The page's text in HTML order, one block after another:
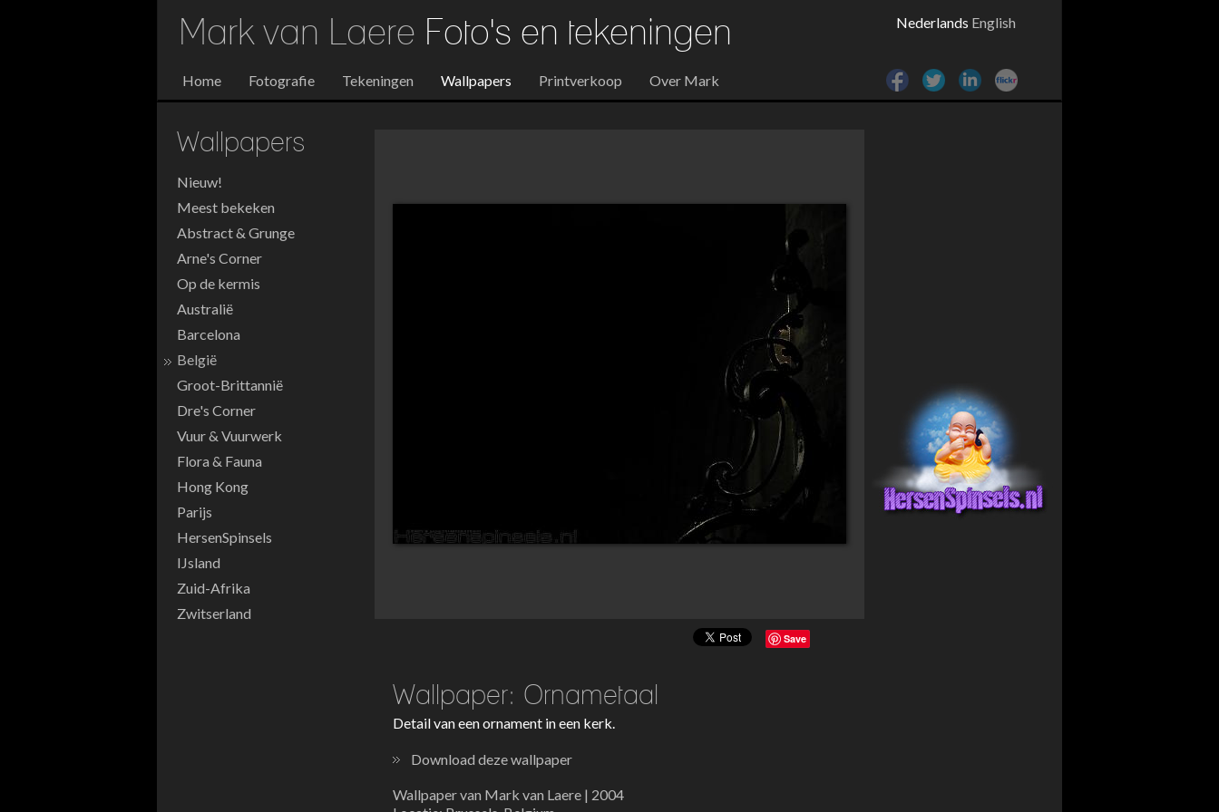
Mark van Laere Foto's en tekeningen Nederlands English
Home Fotografie Tekeningen Wallpapers Printverkoop Over Mark
Wallpapers
Nieuw!
Meest bekeken
Abstract & Grunge
Arne's Corner
Op de kermis
Australië
Barcelona
België
Groot-Brittannië
Dre's Corner
Vuur & Vuurwerk
Flora & Fauna
Hong Kong
Parijs
HersenSpinsels
IJsland
Zuid-Afrika
Zwitserland
Save
Wallpaper: Ornametaal
Detail van een ornament in een kerk.
Download deze wallpaper
Wallpaper van Mark van Laere | 2004